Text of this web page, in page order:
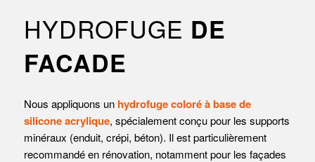
HYDROFUGE DE
FACADE
Nous appliquons un hydrofuge coloré à base de
silicone acrylique, spécialement conçu pour les supports
minéraux (enduit, crépi, béton). Il est particulièrement
recommandé en rénovation, notamment pour les façades